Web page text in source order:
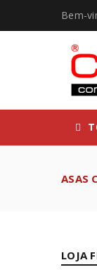
Bem-
ASAS
LOJA